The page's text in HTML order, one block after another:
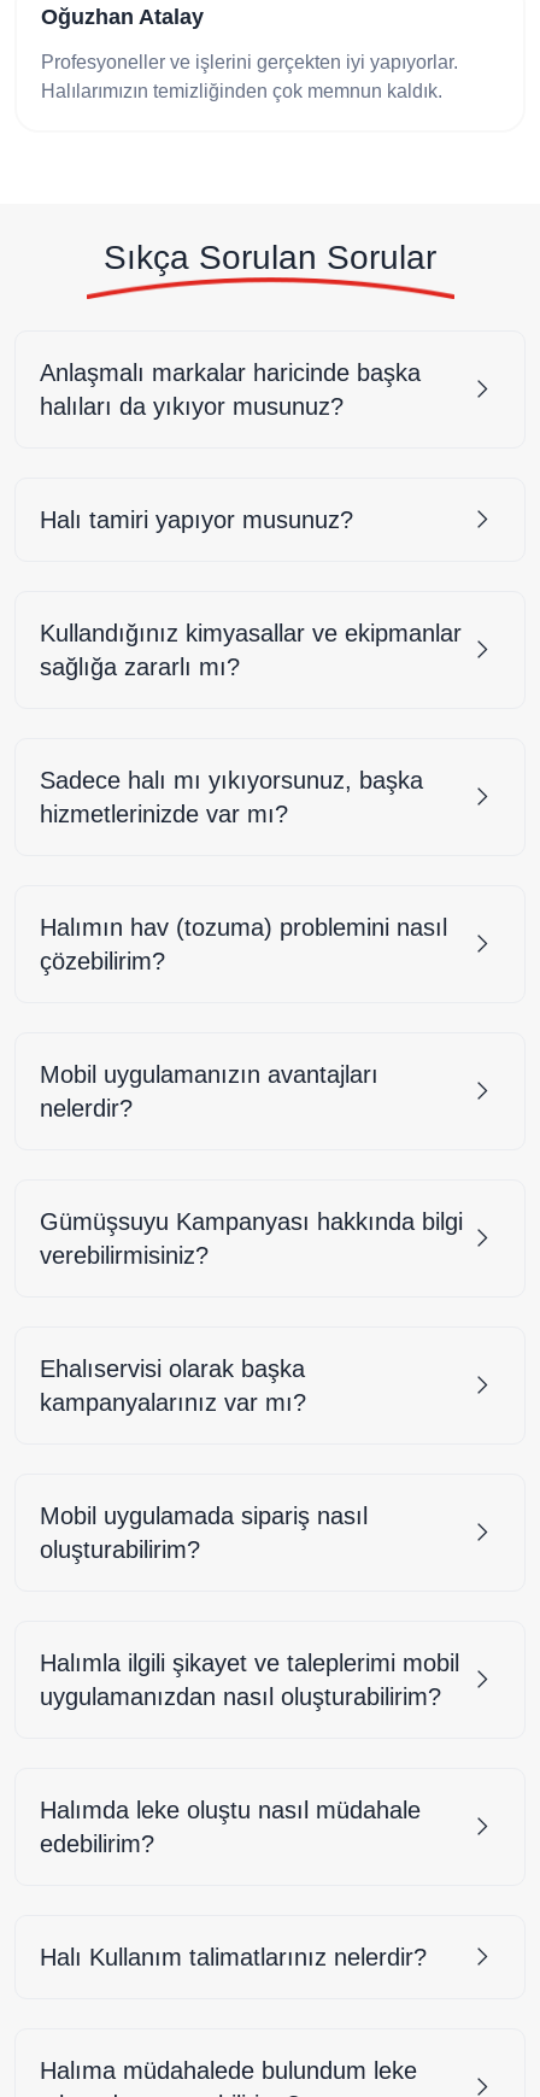
Zeynep Koçak
Temizleme işleminden çok memnunum, ayrıca
halılarım servis garantili temizlenmesi tercih
Sıkça Sorulan Sorular
Anlaşmalı markalar haricinde başka
halıları da yıkıyor musunuz?
Halı tamiri yapıyor musunuz?
Kullandığınız kimyasallar ve ekipmanlar
sağlığa zararlı mı?
Sadece halı mı yıkıyorsunuz, başka
hizmetlerinizde var mı?
Halımın hav (tozuma) problemini nasıl
çözebilirim?
Mobil uygulamanızın avantajları
nelerdir?
Gümüşsuyu Kampanyası hakkında bilgi
verebilirmisiniz?
Ehalıservisi olarak başka
kampanyalarınız var mı?
Mobil uygulamada sipariş nasıl
oluşturabilirim?
Halımla ilgili şikayet ve taleplerimi mobil
uygulamanızdan nasıl oluşturabilirim?
Halımda leke oluştu nasıl müdahale
edebilirim?
Halı Kullanım talimatlarınız nelerdir?
Halıma müdahalede bulundum leke